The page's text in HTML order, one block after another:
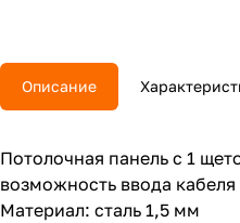
Описание
Потолочная панель с 1
возможность ввода
Материал: сталь 1,5 мм